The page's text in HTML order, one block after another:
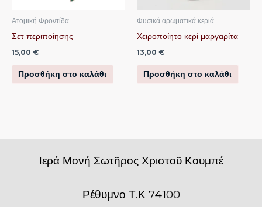
Ατομική Φροντίδα
Σετ περιποίησης
15,00 €
Προσθήκη στο καλάθι
Φυσικά αρωματικά κεριά
Χειροποίητο κερί μαργαρίτα
13,00 €
Προσθήκη στο καλάθι
Iερά Μονή Σωτῆρος Χριστοῦ Κουμπέ
Ρέθυμνο Τ.Κ 74100